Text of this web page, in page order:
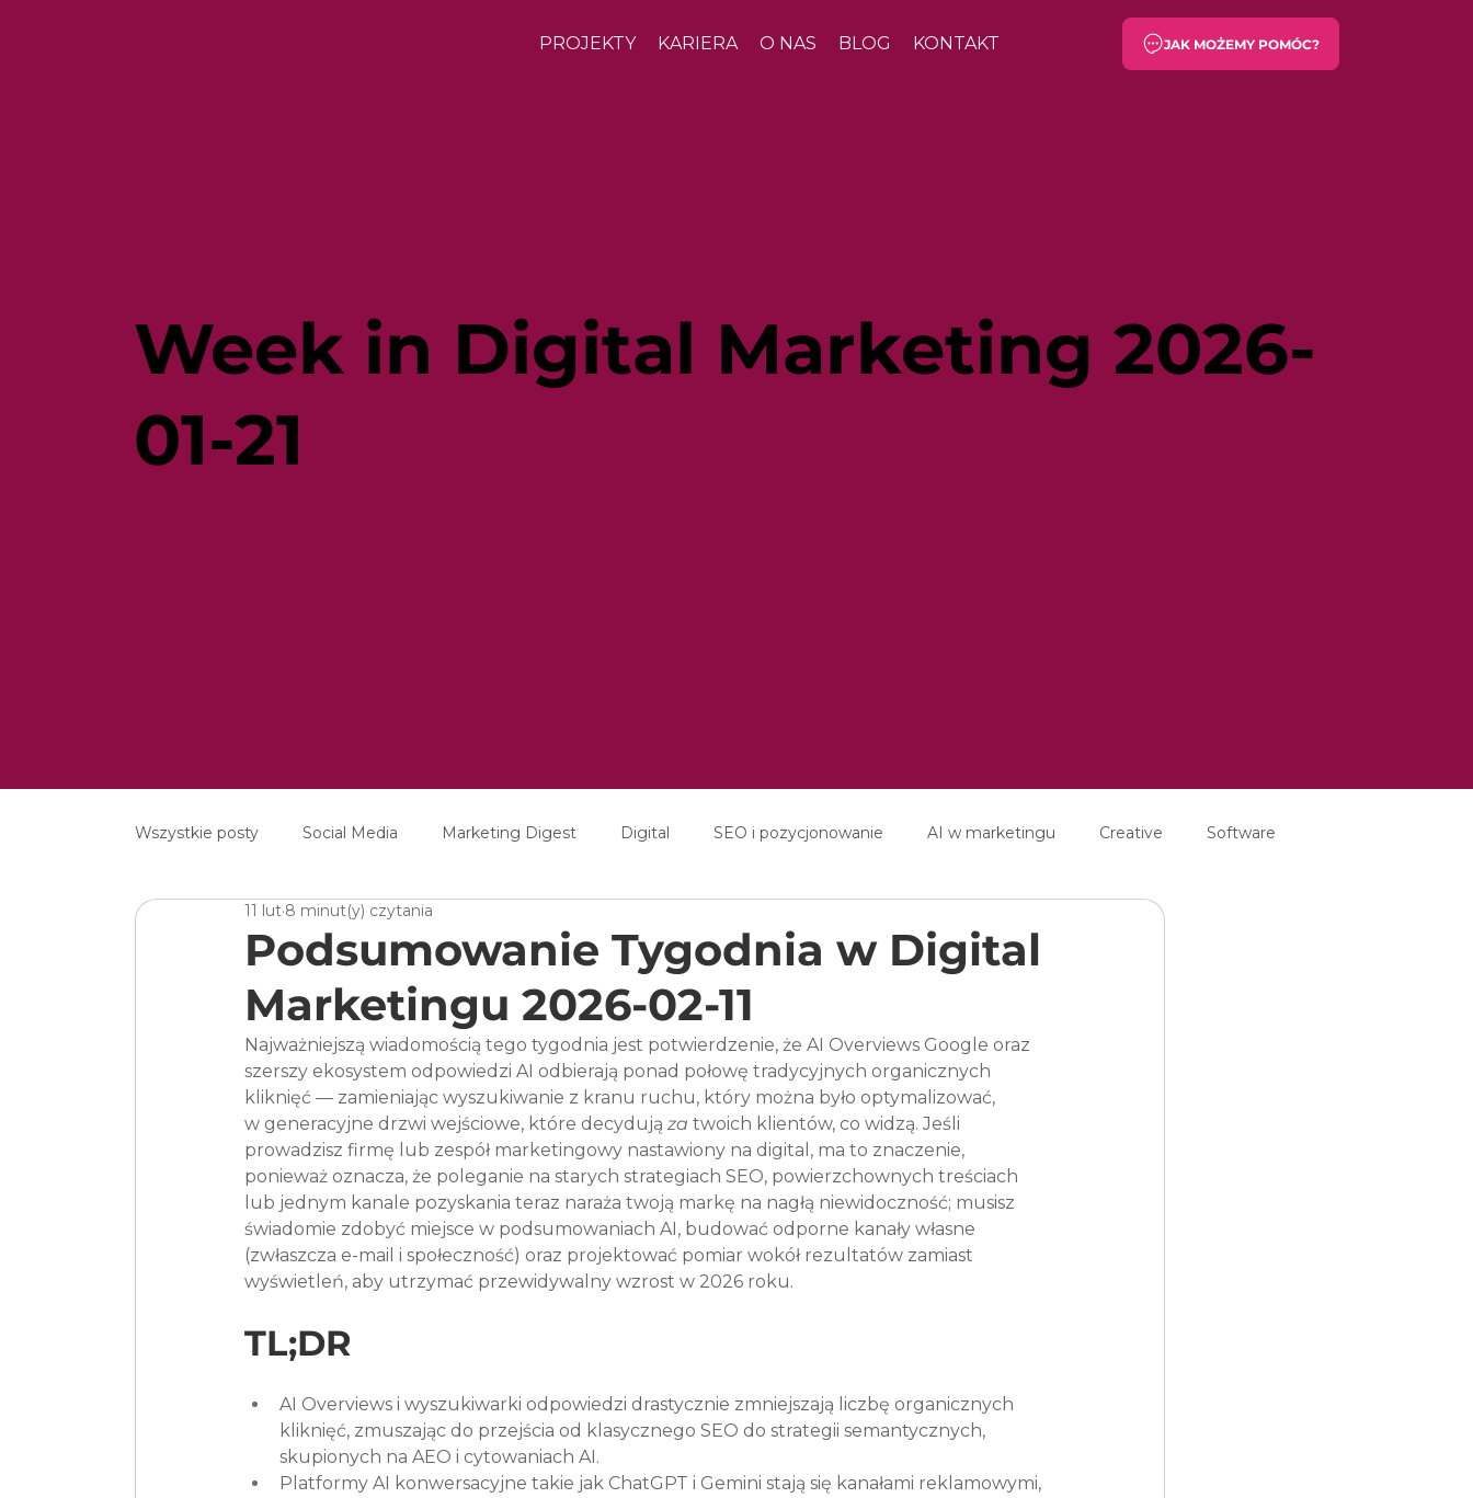
PROJEKTY KARIERA O NAS BLOG KONTAKT JAK MOŻEMY POMÓC?
Week in Digital Marketing 2026-
01-21
Wszystkie posty Social Media Marketing Digest Digital SEO i pozycjonowanie AI w marketingu Creative Software
Content Marketing
Podsumowanie Tygodnia w Digital
Marketingu 2026-02-11
11 lut 8 minut(y) czytania
Najważniejszą wiadomością tego tygodnia jest potwierdzenie, że AI Overviews Google oraz
szerszy ekosystem odpowiedzi AI odbierają ponad połowę tradycyjnych organicznych
kliknięć — zamieniając wyszukiwanie z kranu ruchu, który można było optymalizować,
w generacyjne drzwi wejściowe, które decydują za twoich klientów, co widzą. Jeśli
prowadzisz firmę lub zespół marketingowy nastawiony na digital, ma to znaczenie,
ponieważ oznacza, że poleganie na starych strategiach SEO, powierzchownych treściach
lub jednym kanale pozyskania teraz naraża twoją markę na nagłą niewidoczność; musisz
świadomie zdobyć miejsce w podsumowaniach AI, budować odporne kanały własne
(zwłaszcza e-mail i społeczność) oraz projektować pomiar wokół rezultatów zamiast
wyświetleń, aby utrzymać przewidywalny wzrost w 2026 roku.
TL;DR
AI Overviews i wyszukiwarki odpowiedzi drastycznie zmniejszają liczbę organicznych
kliknięć, zmuszając do przejścia od klasycznego SEO do strategii semantycznych,
skupionych na AEO i cytowaniach AI.
Platformy AI konwersacyjne takie jak ChatGPT i Gemini stają się kanałami reklamowymi,